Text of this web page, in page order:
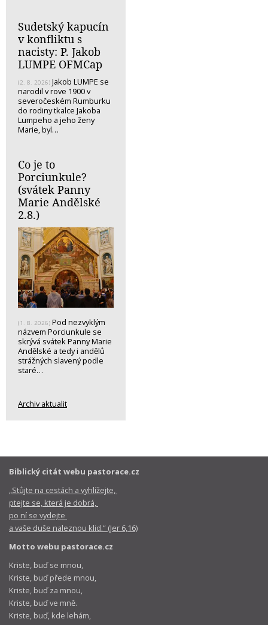
Sudetský kapucín
v konfliktu s
nacisty: P. Jakob
LUMPE OFMCap
(2. 8. 2026) Jakob LUMPE se
narodil v rove 1900 v
severočeském Rumburku
do rodiny tkalce Jakoba
Lumpeho a jeho ženy
Marie, byl…
Co je to
Porciunkule?
(svátek Panny
Marie Andělské
2.8.)
(1. 8. 2026) Pod nezvyklým
názvem Porciunkule se
skrývá svátek Panny Marie
Andělské a tedy i andělů
strážných slavený podle
staré…
Archiv aktualit
Biblický citát webu pastorace.cz
„Stůjte na cestách a vyhlížejte,
ptejte se, která je dobrá,
po ní se vydejte
a vaše duše naleznou klid.“ (Jer 6,16)
Motto webu pastorace.cz
Kriste, buď se mnou,
Kriste, buď přede mnou,
Kriste, buď za mnou,
Kriste, buď ve mně.
Kriste, buď, kde lehám,